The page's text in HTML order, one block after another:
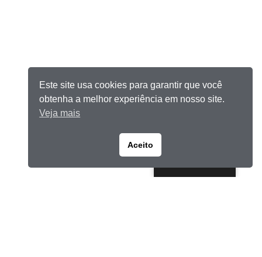
Este site usa cookies para garantir que você
obtenha a melhor experiência em nosso site.
Veja mais
Aceito